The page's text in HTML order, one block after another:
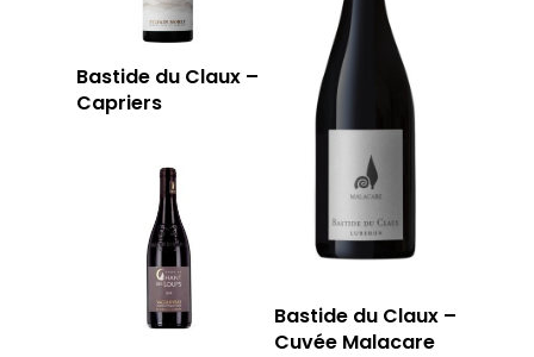
Bastide du Claux –
Capriers
Bastide du Claux –
Cuvée Malacare